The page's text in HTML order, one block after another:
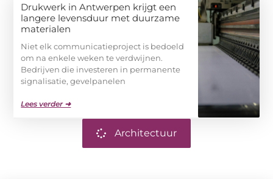
Drukwerk in Antwerpen krijgt een
langere levensduur met duurzame
materialen
Niet elk communicatieproject is bedoeld
om na enkele weken te verdwijnen.
Bedrijven die investeren in permanente
signalisatie, gevelpanelen
Lees verder ➜
Architectuur